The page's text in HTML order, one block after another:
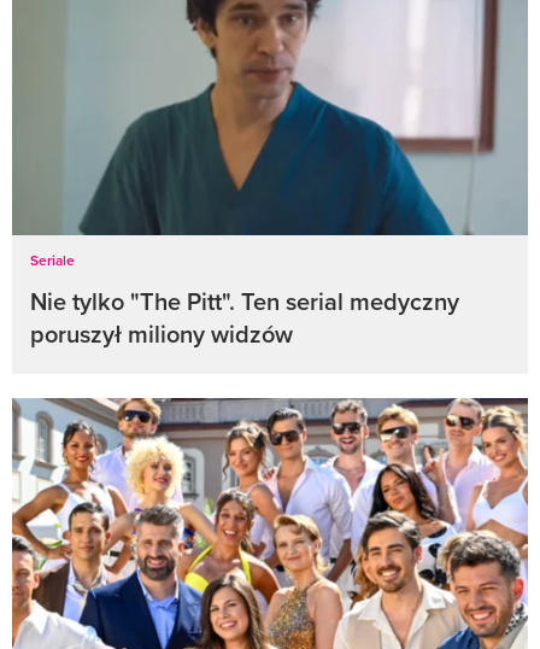
Seriale
Nie tylko "The Pitt". Ten serial medyczny
poruszył miliony widzów